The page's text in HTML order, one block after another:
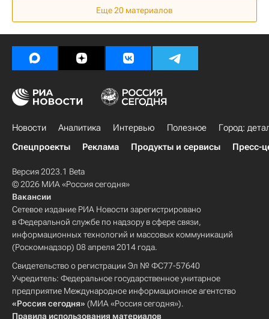
Еще 20 материалов
Новости Аналитика Интервью Полезное
Город:
Спецпроекты
Реклама Продукты и сервисы Пресс-
Версия 2023.1 Beta
© 2026 МИА «Россия сегодня»
Вакансии
Сетевое издание РИА Новости зарегистрировано
в Федеральной службе по надзору в сфере связи,
информационных технологий и массовых коммуникаций
(Роскомнадзор) 08 апреля 2014 года.
Свидетельство о регистрации Эл № ФС77-57640
Учредитель: Федеральное государственное унитарное
предприятие Международное информационное агентство
«Россия сегодня» (МИА «Россия сегодня»).
Правила использования материалов